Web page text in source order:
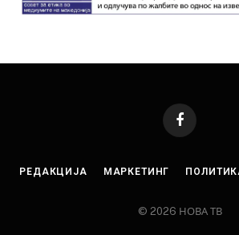
Facebook
РЕДАКЦИЈА МАРКЕТИНГ
© 2026 НОВА ТВ